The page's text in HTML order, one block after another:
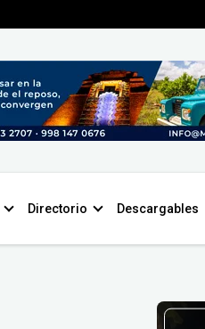
Directorio Descargables